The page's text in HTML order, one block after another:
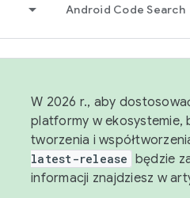
Android Code Search
W 2026 r., aby
platformy w ekosystemie,
tworzenia i
latest-release będzie
informacji znajdziesz w